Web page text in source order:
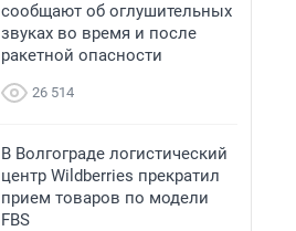
сообщают об оглушительных
звуках во время и после
ракетной опасности
26 514
В Волгограде логистический
центр Wildberries прекратил
прием товаров по модели
FBS